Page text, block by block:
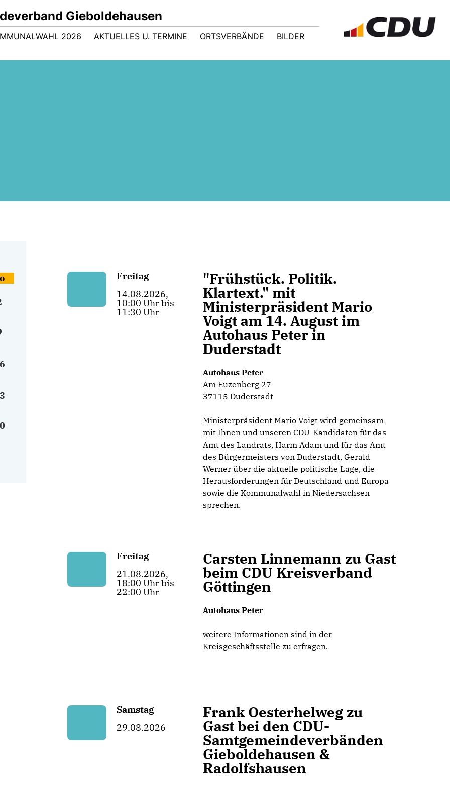
Gieboldehausen
2026 AKTUELLES U. TERMINE ORTSVERBÄNDE BILDER
Freitag
14.08.2026,
10:00 Uhr bis
11:30 Uhr
"Frühstück. Politik.
Klartext." mit
Ministerpräsident Mario
Voigt am 14. August im
Autohaus Peter in
Duderstadt
Autohaus Peter
Am Euzenberg 27
37115 Duderstadt
Ministerpräsident Mario Voigt wird gemeinsam
mit Ihnen und unseren CDU-Kandidaten für das
Amt des Landrats, Harm Adam und für das Amt
des Bürgermeisters von Duderstadt, Gerald
Werner über die aktuelle politische Lage, die
Herausforderungen für Deutschland und Europa
sowie die Kommunalwahl in Niedersachsen
sprechen.
Freitag
21.08.2026,
18:00 Uhr bis
22:00 Uhr
Carsten Linnemann zu Gast
beim CDU Kreisverband
Göttingen
Autohaus Peter
weitere Informationen sind in der
Kreisgeschäftsstelle zu erfragen.
Samstag
29.08.2026
Frank Oesterhelweg zu
Gast bei den CDU-
Samtgemeindeverbänden
Gieboldehausen &
Radolfshausen